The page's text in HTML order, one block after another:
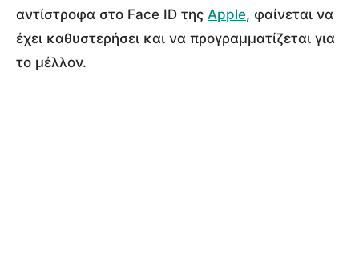
αντίστροφα στο Face ID της Apple, φαίνεται να
έχει καθυστερήσει και να προγραμματίζεται για
το μέλλον.